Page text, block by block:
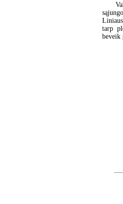
tarp
beveik